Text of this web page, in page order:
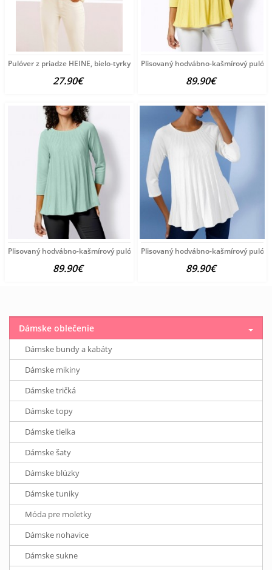
Pulóver z priadze HEINE, bielo-tyrkysový
27.90€
Plisovaný hodvábno-kašmírový
89.90€
Plisovaný hodvábno-kašmírový pulóver vzhľadom Création
89.90€
Plisovaný hodvábno-kašmírový
89.90€
Dámske oblečenie
Dámske bundy a kabáty
Dámske mikiny
Dámske tričká
Dámske topy
Dámske tielka
Dámske šaty
Dámske blúzky
Dámske tuniky
Móda pre moletky
Dámske nohavice
Dámske sukne